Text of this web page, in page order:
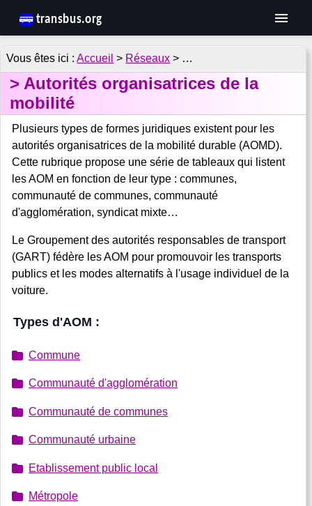
Accueil > Réseaux > …
Autorités organisatrices de la
mobilité
Plusieurs types de formes juridiques existent pour les
autorités organisatrices de la mobilité durable (AOMD).
Cette rubrique propose une série de tableaux qui listent
les AOM en fonction de leur type : communes,
communauté de communes, communauté
d'agglomération, syndicat mixte…
Le Groupement des autorités responsables de transport
(GART) fédère les AOM pour promouvoir les transports
publics et les modes alternatifs à l'usage individuel de la
voiture.
Types d'AOM :
Commune
Communauté d'agglomération
Communauté de communes
Communauté urbaine
Etablissement public local
Métropole